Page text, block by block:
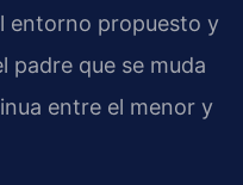
entorno propuesto y
padre que se muda
entre el menor y